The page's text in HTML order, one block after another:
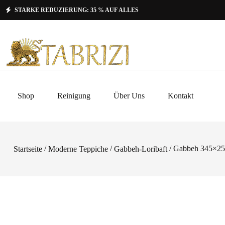
STARKE REDUZIERUNG: 35 % AUF ALLES
Shop Reinigung Über Uns Kontakt
Startseite /Moderne Teppiche /Gabbeh-Loribaft / Gabbeh